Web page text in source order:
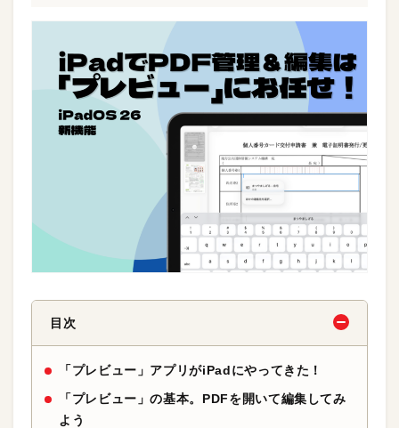
目次
「プレビュー」アプリがiPadにやってきた！
「プレビュー」の基本。PDFを開いて編集してみ
よう